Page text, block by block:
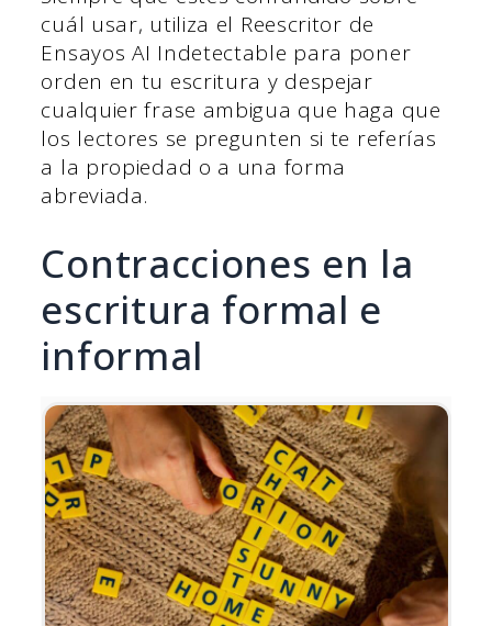
cuál usar, utiliza el Reescritor de
Ensayos AI Indetectable para poner
orden en tu escritura y despejar
cualquier frase ambigua que haga que
los lectores se pregunten si te referías
a la propiedad o a una forma
abreviada.
Contracciones en la
escritura formal e
informal